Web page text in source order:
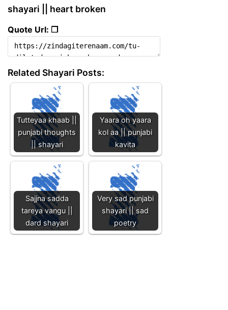
shayari || heart broken
Quote Url: ❐
Related Shayari Posts:
Tutteyaa khaab ||
punjabi thoughts
|| shayari
Yaara oh yaara
kol aa || punjabi
kavita
Sajjna sadda
tareya vangu ||
dard shayari
Very sad punjabi
shayari || sad
poetry